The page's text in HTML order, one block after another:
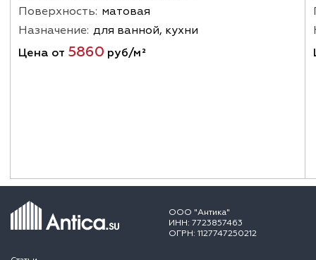
Поверхность: матовая
Назначение: для ванной, кухни
Цена от 5860 руб/м²
ООО "Антика"
ИНН: 7723857463
ОГРН: 1127747250212